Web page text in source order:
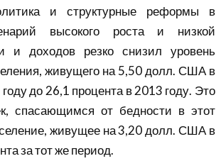
и структурные реформы в
высокого роста и низкой
и доходов резко снизил уровень
живущего на 5,50 долл. США в
до 26,1 процента в 2013 году. Это
спасающимся от бедности в этот
живущее на 3,20 долл. США в
за тот же период.